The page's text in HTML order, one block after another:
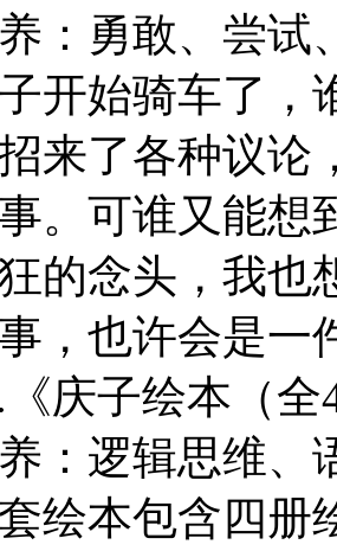
勇敢、尝试
始骑车了，
来了各种议论
。可谁又能想
的念头，我也
，也许会是一
子绘本（全4
逻辑思维、
本包含四册